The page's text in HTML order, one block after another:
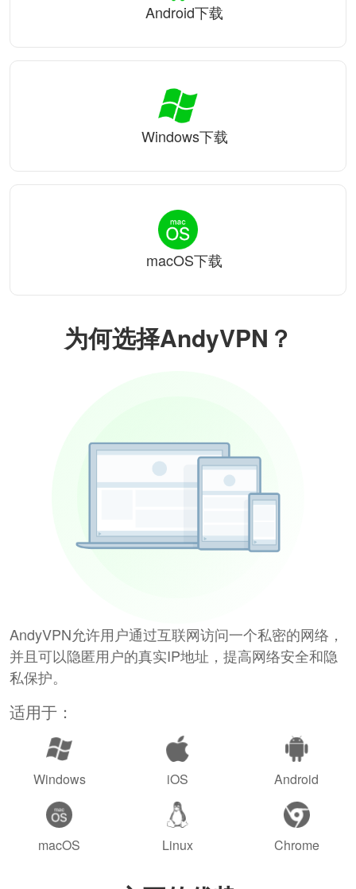
为何选择AndyVPN？
AndyVPN允许用户通过互联网访问一个私密的网络，
并且可以隐匿用户的真实IP地址，提高网络安全和隐
私保护。
适用于：
Windows iOS Android
macOS Linux Chrome
Android下载
Windows下载
macOS下载